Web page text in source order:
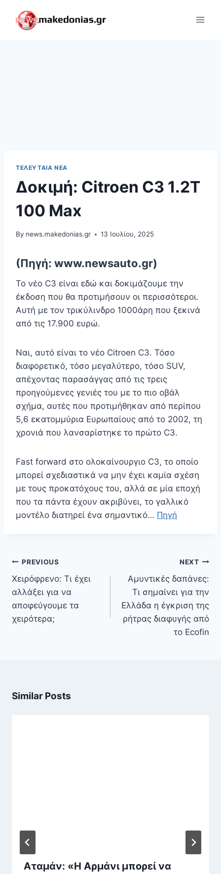
content
ΤΕΛΕΥΤΑΊΑ ΝΈΑ
Δοκιμή: Citroen C3 1.2Τ
100 Max
By news.makedonias.gr 13 Ιουλίου, 2025
(Πηγή: www.newsauto.gr)
Το νέο C3 είναι εδώ και δοκιμάζουμε την
έκδοση που θα προτιμήσουν οι περισσότεροι.
Αυτή με τον τρικύλινδρο 1000άρη που ξεκινά
από τις 17.900 ευρώ.
Ναι, αυτό είναι το νέο Citroen C3. Τόσο
διαφορετικό, τόσο μεγαλύτερο, τόσο SUV,
απέχοντας παρασάγγας από τις τρεις
προηγούμενες γενιές του με το πιο οβάλ
σχήμα, αυτές που προτιμήθηκαν από περίπου
5,6 εκατομμύρια Ευρωπαίους από το 2002, τη
χρονιά που λανσαρίστηκε το πρώτο C3.
Fast forward στο ολοκαίνουργιο C3, το οποίο
μπορεί σχεδιαστικά να μην έχει καμία σχέση
με τους προκατόχους του, αλλά σε μία εποχή
που τα πάντα έχουν ακριβύνει, το γαλλικό
μοντέλο διατηρεί ένα σημαντικό… Πηγή
Πλοήγηση
άρθρων
PREVIOUS
Χειρόφρενο: Τι έχει
αλλάξει για να
αποφεύγουμε τα
χειρότερα;
NEXT
Αμυντικές δαπάνες:
Τι σημαίνει για την
Ελλάδα η έγκριση της
ρήτρας διαφυγής από
το Ecofin
Similar Posts
Αταμάν: «Η Αρμάνι μπορεί να